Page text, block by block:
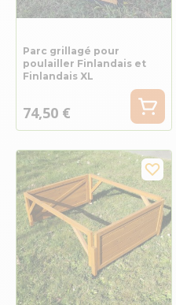
Parc grillagé pour
poulailler Finlandais et
Finlandais XL
74,50 €